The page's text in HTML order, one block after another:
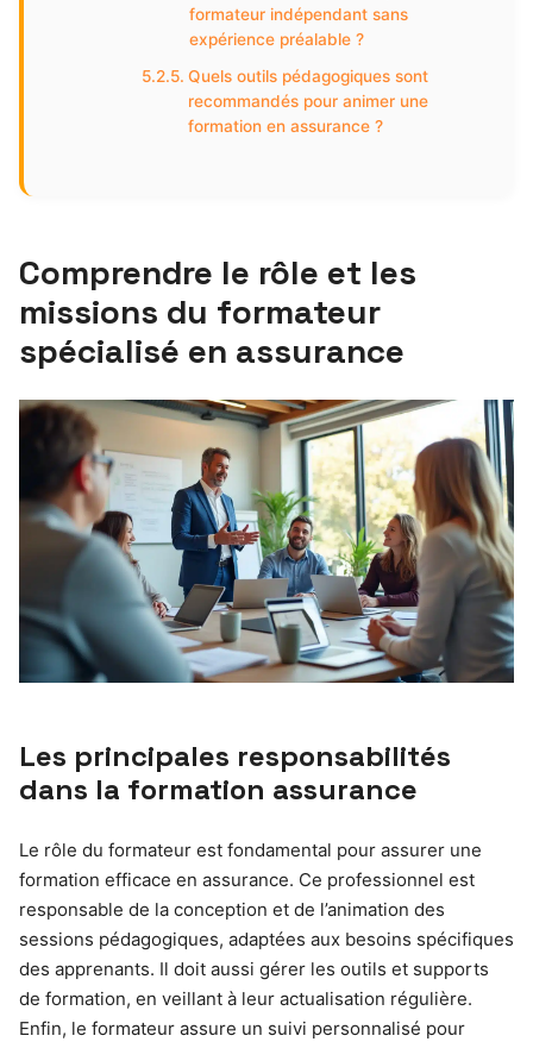
formateur indépendant sans
expérience préalable ?
Quels outils pédagogiques sont
recommandés pour animer une
formation en assurance ?
Comprendre le rôle et les
missions du formateur
spécialisé en assurance
Les principales responsabilités
dans la formation assurance
Le rôle du formateur est fondamental pour assurer une
formation efficace en assurance. Ce professionnel est
responsable de la conception et de l’animation des
sessions pédagogiques, adaptées aux besoins spécifiques
des apprenants. Il doit aussi gérer les outils et supports
de formation, en veillant à leur actualisation régulière.
Enfin, le formateur assure un suivi personnalisé pour